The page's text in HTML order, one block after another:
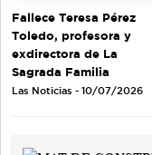
Fallece Teresa Pérez
Toledo, profesora y
exdirectora de La
Sagrada Familia
Las Noticias - 10/07/2026